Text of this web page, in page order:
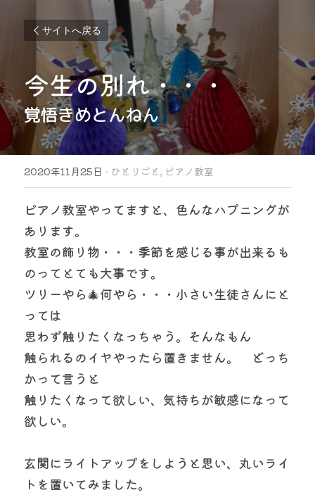
サイトへ戻る
今生の別れ・・・
覚悟きめとんねん
2020年11月25日 · ひとりごと, ピアノ教室
ピアノ教室やってますと、色んなハプニングが
あります。
教室の飾り物・・・季節を感じる事が出来るも
のってとても大事です。
ツリーやら🎄何やら・・・小さい生徒さんにと
っては
思わず触りたくなっちゃう。そんなもん
触られるのイヤやったら置きません。　どっち
かって言うと
触りたくなって欲しい、気持ちが敏感になって
欲しい。
玄関にライトアップをしようと思い、丸いライ
トを置いてみました。